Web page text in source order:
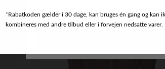
*Rabatkoden gælder i 30 dage, kan bruges én gang og kan
kombineres med andre tilbud eller i forvejen nedsatte varer.